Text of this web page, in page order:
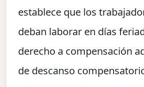
establece que los
deban laborar en días
derecho a compensación
de descanso